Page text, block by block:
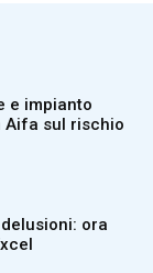
e impianto
Aifa sul rischio
ora